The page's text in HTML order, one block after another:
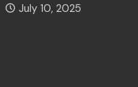
Date:
July 10, 2025